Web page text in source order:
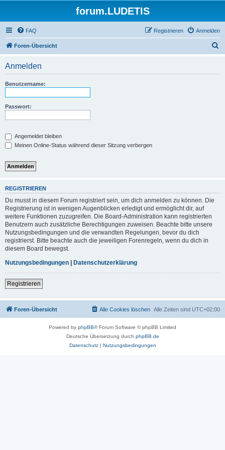
forum.LUDETIS
FAQ Anmelden
Registrieren
Foren-Übersicht
Anmelden
Benutzername:
Passwort:
Angemeldet bleiben
Meinen Online-Status während dieser Sitzung verbergen
REGISTRIEREN
Du musst in diesem Forum registriert sein, um dich anmelden zu können. Die
Registrierung ist in wenigen Augenblicken erledigt und ermöglicht dir, auf
weitere Funktionen zuzugreifen. Die Board-Administration kann registrierten
Benutzern auch zusätzliche Berechtigungen zuweisen. Beachte bitte unsere
Nutzungsbedingungen und die verwandten Regelungen, bevor du dich
registrierst. Bitte beachte auch die jeweiligen Forenregeln, wenn du dich in
diesem Board bewegst.
Nutzungsbedingungen | Datenschutzerklärung
Registrieren
Foren-Übersicht Alle Zeiten sind UTC+02:00
Alle Cookies löschen
Powered by phpBB® Forum Software © phpBB Limited
Deutsche Übersetzung durch phpBB.de
Datenschutz| Nutzungsbedingungen